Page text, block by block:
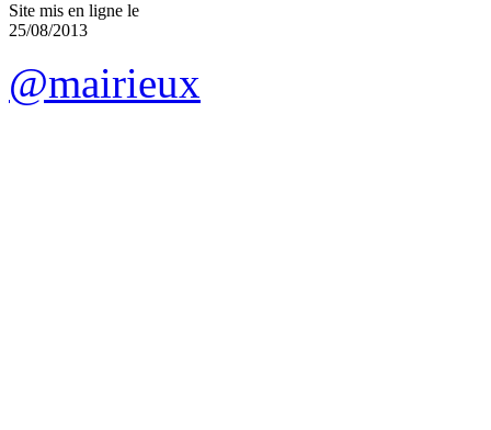
Site mis en ligne le
25/08/2013
@mairieux